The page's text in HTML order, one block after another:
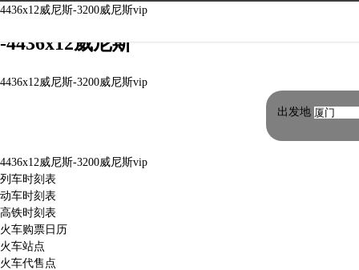
合肥火车站时刻表|合肥火车站列车时刻表
-4436x12威尼斯
4436x12威尼斯-3200威尼斯vip
4436x12威尼斯-3200威尼斯vip
出发地
4436x12威尼斯-3200威尼斯vip
列车时刻表
动车时刻表
高铁时刻表
火车购票日历
火车站点
火车代售点